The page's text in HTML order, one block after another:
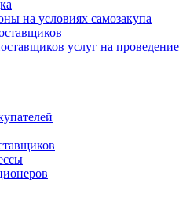
на условиях самозакупа
услуг на проведение